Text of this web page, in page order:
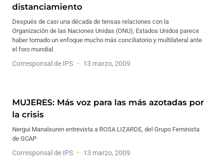
distanciamiento
Después de casi una década de tensas relaciones con la
Organización de las Naciones Unidas (ONU), Estados Unidos parece
haber tomado un enfoque mucho más conciliatorio y multilateral ante
el foro mundial.
Corresponsal de IPS 13 marzo, 2009
MUJERES: Más voz para las más azotadas por
la crisis
Nergui Manalsuren entrevista a ROSA LIZARDE, del Grupo Feminista
de GCAP
Corresponsal de IPS 13 marzo, 2009